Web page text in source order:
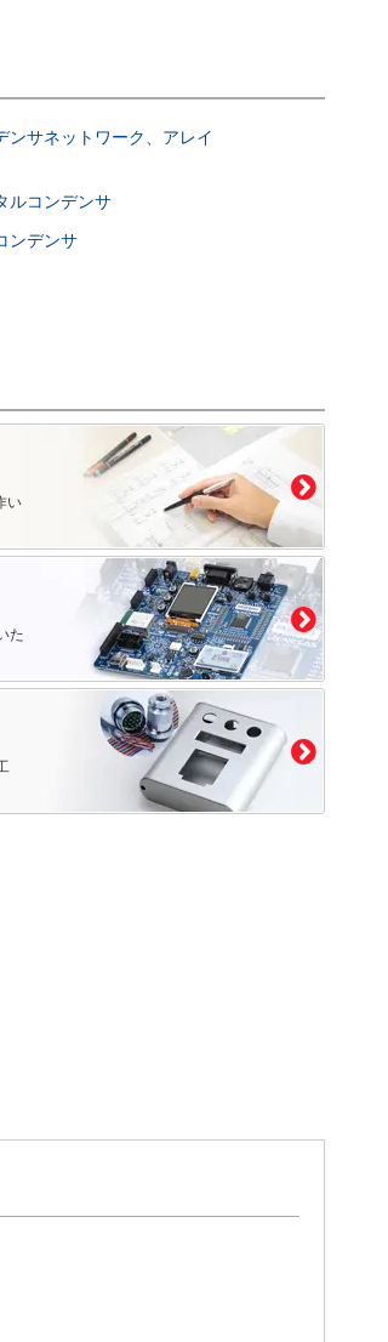
ンサネットワーク、アレイ
ルコンデンサ
ンデンサ
い
た